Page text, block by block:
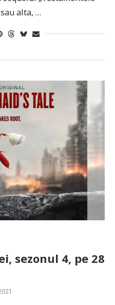
alta, …
sezonul 4, pe 28